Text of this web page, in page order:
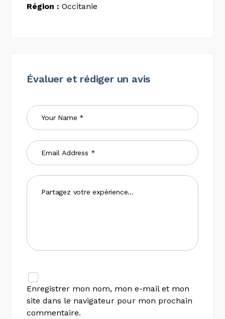
Région : Occitanie
Évaluer et rédiger un avis
Enregistrer mon nom, mon e-mail et mon
site dans le navigateur pour mon prochain
commentaire.